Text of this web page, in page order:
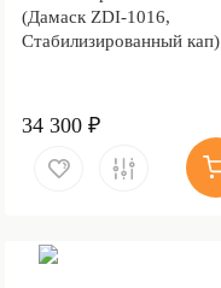
(Дамаск ZDI-1016,
Стабилизированный кап)
34 300 ₽